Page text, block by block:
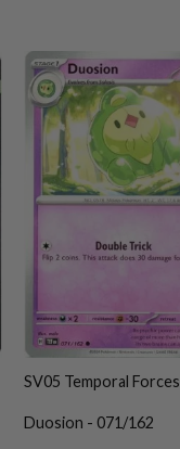
SV05 Temporal Forces
Duosion - 071/162